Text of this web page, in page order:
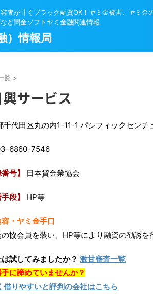
査が甘くブラック融資OK！ヤミ金被害、ヤミ金
ど闇金ソフトヤミ金融関連情報
）情報局
覧 >
興サービス
千代田区丸の内1-11-1 パシフィックセンチ
6860-7546
号】 日本貸金業協会
段】 HP等
・ヤミ金手口
協会員を装い、HP等により融資の勧誘を
試してみましたか？ 激甘審査一覧
に諦めていませんか？
借りやすいと評判の会社はこちら